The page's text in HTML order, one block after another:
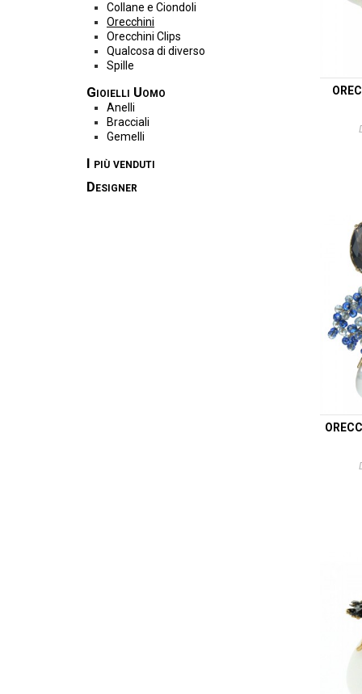
Collane e Ciondoli
Orecchini
Orecchini Clips
Qualcosa di diverso
Spille
Gioielli Uomo
Anelli
Bracciali
Gemelli
I più venduti
Designer